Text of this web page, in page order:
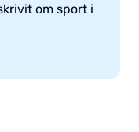
om sport i